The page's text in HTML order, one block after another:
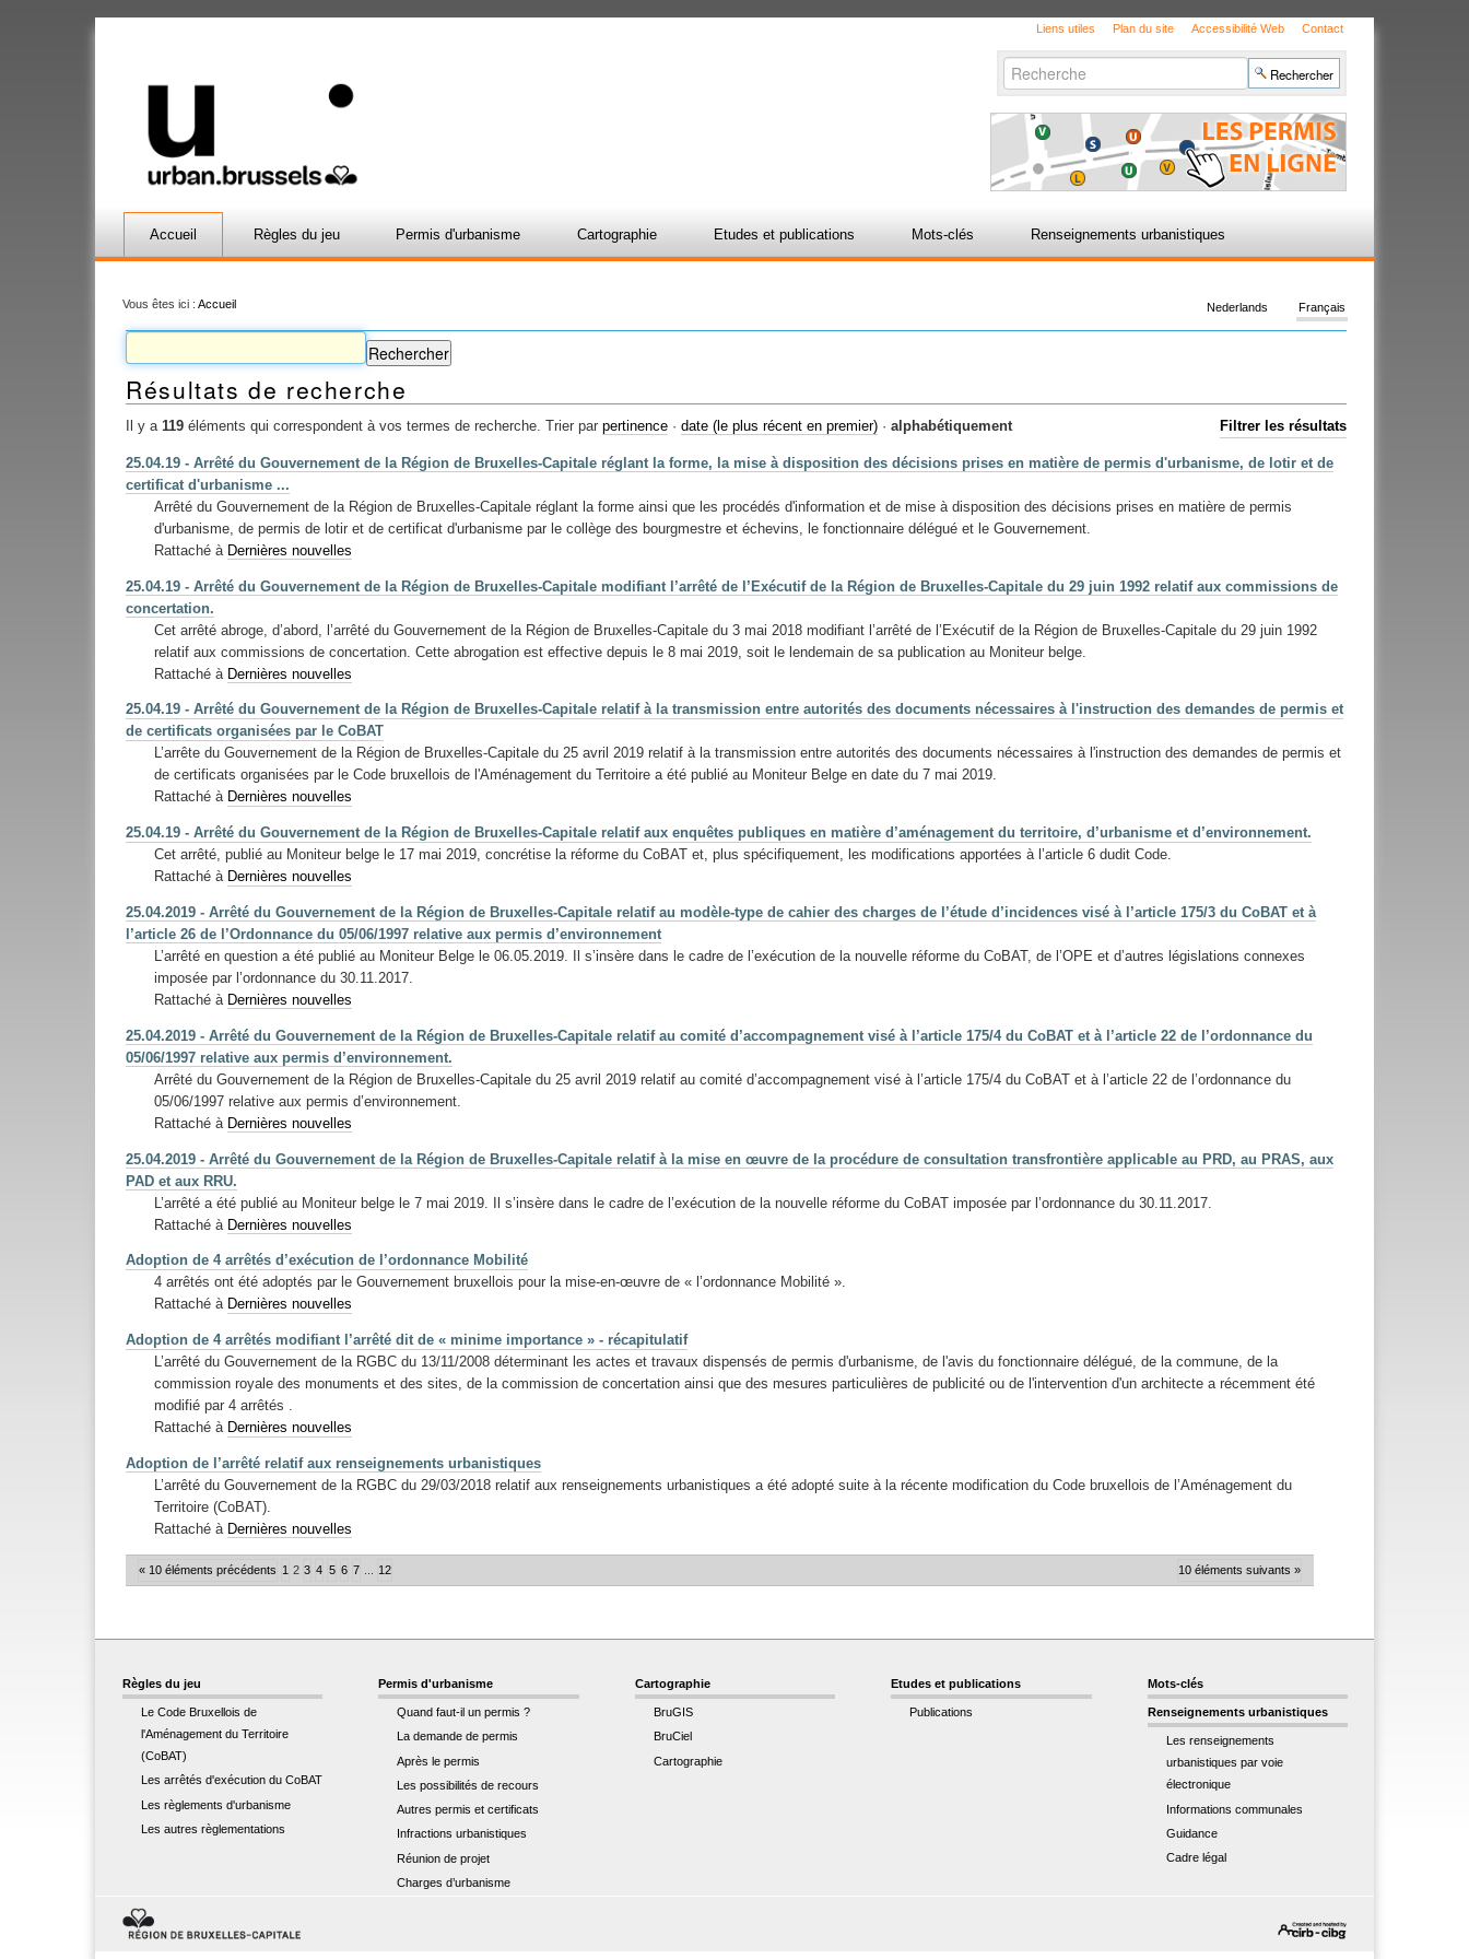
Liens utiles Plan du site Accessibilité Web Contact
Chercher par
avancée…
Accueil Règles du jeu Permis d'urbanisme Cartographie Etudes et publications Mots-clés Renseignements urbanistiques
Vous êtes ici : Accueil Français
Nederlands
Résultats de recherche
Il y a 119 éléments qui correspondent à vos termes de recherche. Filtrer les résultats
Trier par pertinence · date (le plus récent en premier) · alphabétiquement
25.04.19 - Arrêté du Gouvernement de la Région de Bruxelles-Capitale réglant la forme, la mise à disposition des décisions prises en matière de permis d'urbanisme, de lotir et de
certificat d'urbanisme ...
Arrêté du Gouvernement de la Région de Bruxelles-Capitale réglant la forme ainsi que les procédés d'information et de mise à disposition des décisions prises en matière de permis
d'urbanisme, de permis de lotir et de certificat d'urbanisme par le collège des bourgmestre et échevins, le fonctionnaire délégué et le Gouvernement.
Rattaché à Dernières nouvelles
25.04.19 - Arrêté du Gouvernement de la Région de Bruxelles-Capitale modifiant l’arrêté de l’Exécutif de la Région de Bruxelles-Capitale du 29 juin 1992 relatif aux commissions de
concertation.
Cet arrêté abroge, d’abord, l’arrêté du Gouvernement de la Région de Bruxelles-Capitale du 3 mai 2018 modifiant l’arrêté de l’Exécutif de la Région de Bruxelles-Capitale du 29 juin 1992
relatif aux commissions de concertation. Cette abrogation est effective depuis le 8 mai 2019, soit le lendemain de sa publication au Moniteur belge.
Rattaché à Dernières nouvelles
25.04.19 - Arrêté du Gouvernement de la Région de Bruxelles-Capitale relatif à la transmission entre autorités des documents nécessaires à l'instruction des demandes de permis et
de certificats organisées par le CoBAT
L’arrête du Gouvernement de la Région de Bruxelles-Capitale du 25 avril 2019 relatif à la transmission entre autorités des documents nécessaires à l'instruction des demandes de permis et
de certificats organisées par le Code bruxellois de l'Aménagement du Territoire a été publié au Moniteur Belge en date du 7 mai 2019.
Rattaché à Dernières nouvelles
25.04.19 - Arrêté du Gouvernement de la Région de Bruxelles-Capitale relatif aux enquêtes publiques en matière d’aménagement du territoire, d’urbanisme et d’environnement.
Cet arrêté, publié au Moniteur belge le 17 mai 2019, concrétise la réforme du CoBAT et, plus spécifiquement, les modifications apportées à l’article 6 dudit Code.
Rattaché à Dernières nouvelles
25.04.2019 - Arrêté du Gouvernement de la Région de Bruxelles-Capitale relatif au modèle-type de cahier des charges de l’étude d’incidences visé à l’article 175/3 du CoBAT et à
l’article 26 de l’Ordonnance du 05/06/1997 relative aux permis d’environnement
L’arrêté en question a été publié au Moniteur Belge le 06.05.2019. Il s’insère dans le cadre de l’exécution de la nouvelle réforme du CoBAT, de l’OPE et d’autres législations connexes
imposée par l’ordonnance du 30.11.2017.
Rattaché à Dernières nouvelles
25.04.2019 - Arrêté du Gouvernement de la Région de Bruxelles-Capitale relatif au comité d’accompagnement visé à l’article 175/4 du CoBAT et à l’article 22 de l’ordonnance du
05/06/1997 relative aux permis d’environnement.
Arrêté du Gouvernement de la Région de Bruxelles-Capitale du 25 avril 2019 relatif au comité d’accompagnement visé à l’article 175/4 du CoBAT et à l’article 22 de l’ordonnance du
05/06/1997 relative aux permis d’environnement.
Rattaché à Dernières nouvelles
25.04.2019 - Arrêté du Gouvernement de la Région de Bruxelles-Capitale relatif à la mise en œuvre de la procédure de consultation transfrontière applicable au PRD, au PRAS, aux
PAD et aux RRU.
L’arrêté a été publié au Moniteur belge le 7 mai 2019. Il s’insère dans le cadre de l’exécution de la nouvelle réforme du CoBAT imposée par l’ordonnance du 30.11.2017.
Rattaché à Dernières nouvelles
Adoption de 4 arrêtés d’exécution de l’ordonnance Mobilité
4 arrêtés ont été adoptés par le Gouvernement bruxellois pour la mise-en-œuvre de « l’ordonnance Mobilité ».
Rattaché à Dernières nouvelles
Adoption de 4 arrêtés modifiant l’arrêté dit de « minime importance » - récapitulatif
L’arrêté du Gouvernement de la RGBC du 13/11/2008 déterminant les actes et travaux dispensés de permis d'urbanisme, de l'avis du fonctionnaire délégué, de la commune, de la
commission royale des monuments et des sites, de la commission de concertation ainsi que des mesures particulières de publicité ou de l'intervention d'un architecte a récemment été
modifié par 4 arrêtés .
Rattaché à Dernières nouvelles
Adoption de l’arrêté relatif aux renseignements urbanistiques
L’arrêté du Gouvernement de la RGBC du 29/03/2018 relatif aux renseignements urbanistiques a été adopté suite à la récente modification du Code bruxellois de l’Aménagement du
Territoire (CoBAT).
Rattaché à Dernières nouvelles
« 10 éléments précédents 10 éléments suivants »
1 2 3 4 5 6 7 12
Règles du jeu
Le Code Bruxellois de
l'Aménagement du Territoire
(CoBAT)
Les arrêtés d'exécution du CoBAT
Les règlements d'urbanisme
Les autres règlementations
Permis d'urbanisme
Quand faut-il un permis ?
La demande de permis
Après le permis
Les possibilités de recours
Autres permis et certificats
Infractions urbanistiques
Réunion de projet
Charges d’urbanisme
Cartographie
BruGIS
BruCiel
Cartographie
Etudes et publications
Publications
Mots-clés
Renseignements urbanistiques
Les renseignements
urbanistiques par voie
électronique
Informations communales
Guidance
Cadre légal